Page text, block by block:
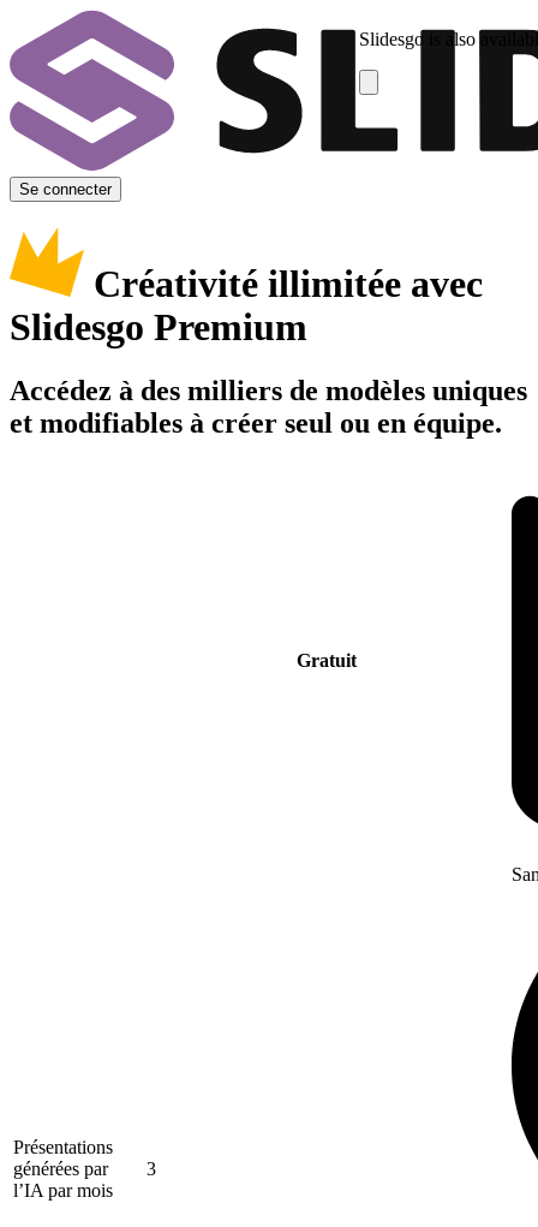
Slidesgo is also
Se connecter
Créativité illimitée avec
Slidesgo Premium
Accédez à des milliers de modèles uniques
et modifiables à créer seul ou en équipe.
Gratuit
Présentations
générées par
l’IA par mois
3